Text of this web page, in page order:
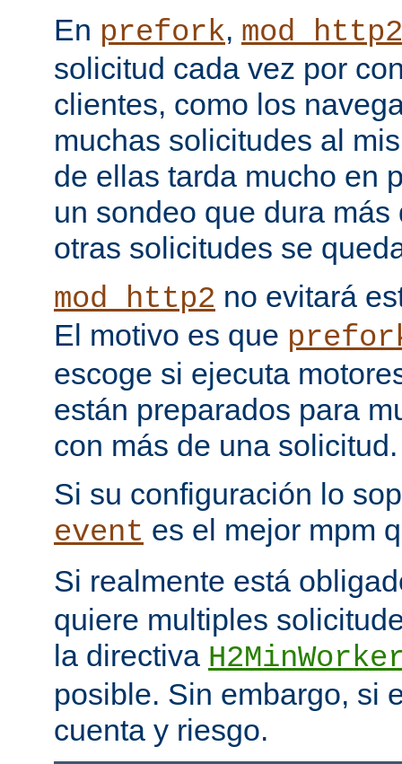
En prefork, mod_http2
solicitud cada vez por
clientes, como los
muchas solicitudes al
de ellas tarda mucho en
un sondeo que dura
otras solicitudes se
mod_http2 no evitará
El motivo es que
escoge si ejecuta
están preparados para
con más de una solicitud.
Si su configuración lo
event es el mejor mpm
Si realmente está
quiere multiples
la directiva
posible. Sin embargo, si
cuenta y riesgo.